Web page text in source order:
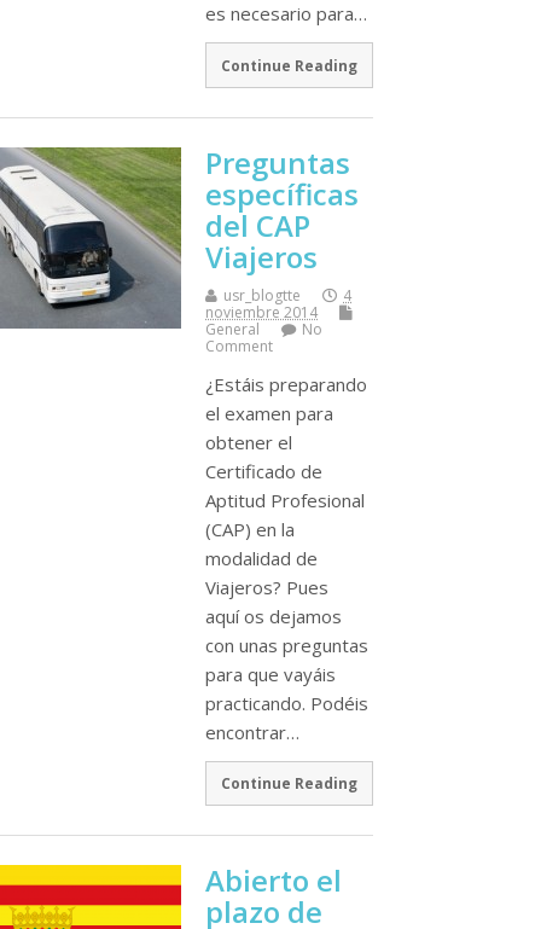
es necesario para…
Continue Reading
Preguntas
especí­ficas
del CAP
Viajeros
usr_blogtte
4
noviembre 2014
General
No
Comment
¿Estáis preparando
el examen para
obtener el
Certificado de
Aptitud Profesional
(CAP) en la
modalidad de
Viajeros? Pues
aquí­ os dejamos
con unas preguntas
para que vayáis
practicando. Podéis
encontrar…
Continue Reading
Abierto el
plazo de